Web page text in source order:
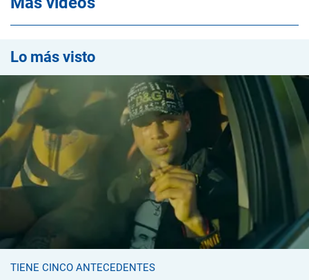
Lo más visto
TIENE CINCO ANTECEDENTES